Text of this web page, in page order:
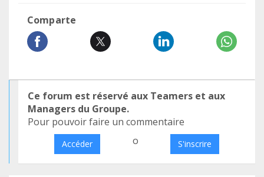
Comparte
Ce forum est réservé aux Teamers et aux
Managers du Groupe.
Pour pouvoir faire un commentaire
Accéder o S'inscrire